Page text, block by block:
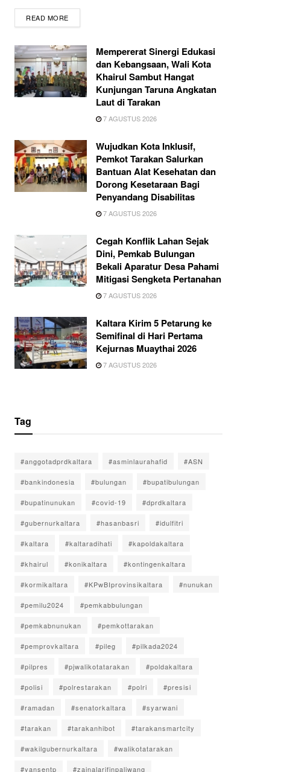
READ MORE
Mempererat Sinergi Edukasi
dan Kebangsaan, Wali Kota
Khairul Sambut Hangat
Kunjungan Taruna Angkatan
Laut di Tarakan
7 AGUSTUS 2026
Wujudkan Kota Inklusif,
Pemkot Tarakan Salurkan
Bantuan Alat Kesehatan dan
Dorong Kesetaraan Bagi
Penyandang Disabilitas
7 AGUSTUS 2026
Cegah Konflik Lahan Sejak
Dini, Pemkab Bulungan
Bekali Aparatur Desa Pahami
Mitigasi Sengketa Pertanahan
7 AGUSTUS 2026
Kaltara Kirim 5 Petarung ke
Semifinal di Hari Pertama
Kejurnas Muaythai 2026
7 AGUSTUS 2026
Tag
#anggotadprdkaltara #asminlaurahafid #ASN
#bankindonesia #bulungan #bupatibulungan
#bupatinunukan #covid-19 #dprdkaltara
#gubernurkaltara #hasanbasri #idulfitri
#kaltara #kaltaradihati #kapoldakaltara
#khairul #konikaltara #kontingenkaltara
#kormikaltara #KPwBIprovinsikaltara #nunukan
#pemilu2024 #pemkabbulungan
#pemkabnunukan #pemkottarakan
#pemprovkaltara #pileg #pilkada2024
#pilpres #pjwalikotatarakan #poldakaltara
#polisi #polrestarakan #polri #presisi
#ramadan #senatorkaltara #syarwani
#tarakan #tarakanhibot #tarakansmartcity
#wakilgubernurkaltara #walikotatarakan
#yansentp #zainalarifinpaliwang